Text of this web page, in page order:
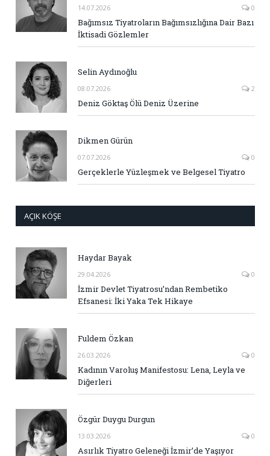
14.07.2026 0
Bağımsız Tiyatroların Bağımsızlığına Dair Bazı
İktisadi Gözlemler
Selin Aydınoğlu
08.07.2026 2
Deniz Göktaş Ölü Deniz Üzerine
Dikmen Gürün
07.07.2026 0
Gerçeklerle Yüzleşmek ve Belgesel Tiyatro
AÇIK KÖŞE
Haydar Bayak
29.04.2026 0
İzmir Devlet Tiyatrosu’ndan Rembetiko
Efsanesi: İki Yaka Tek Hikaye
Fuldem Özkan
26.03.2026 0
Kadının Varoluş Manifestosu: Lena, Leyla ve
Diğerleri
Özgür Duygu Durgun
13.03.2026 0
Asırlık Tiyatro Geleneği İzmir’de Yaşıyor